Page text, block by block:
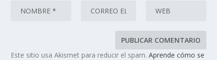
Este sitio usa Akismet para reducir el spam.Aprende cómo se